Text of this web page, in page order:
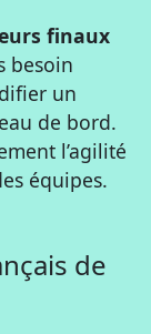
finaux
besoin
un
de bord.
l’agilité
équipes.
de